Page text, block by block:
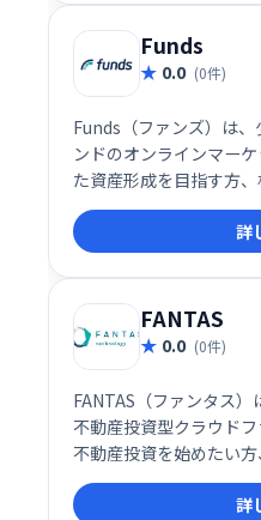
Funds
0.0 (0件)
Funds（ファンズ）は
ンドのオンラインマー
た資産形成を目指す方
におすすめです。様々
に始められ、忙しい方で
詳
FANTAS
0.0 (0件)
FANTAS（ファンタス
不動産投資型クラウド
不動産投資を始めたい
資を組み入れたい方に
資を始め、安定的な収益
詳